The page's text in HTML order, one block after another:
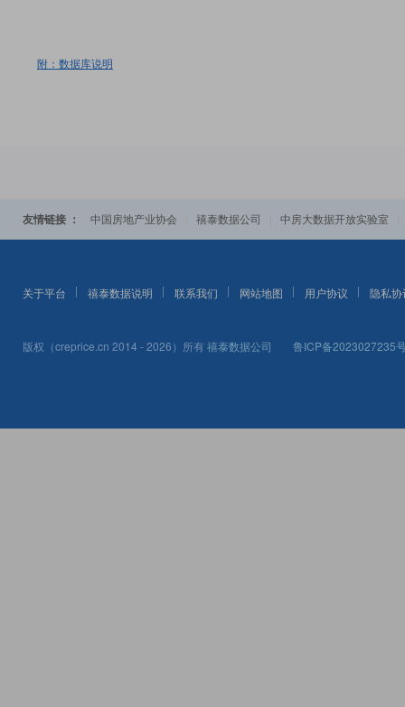
附：数据库说明
友情链接 ： 中国房地产业协会 禧泰数据公司 中房大数据开放实验室
关于平台 禧泰数据说明 联系我们 网站地图 用户协议 隐私协
版权（creprice.cn 2014 - 2026）所有禧泰数据公司 鲁ICP备2023027235